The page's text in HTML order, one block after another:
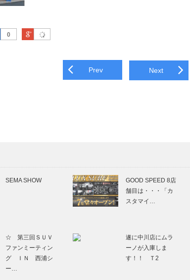
0
はてなブックマーク
Google Plus
Prev Next
SEMA SHOW
GOOD SPEED 8店
舗目は・・・「カ
スタマイ…
☆ 第三回ＳＵＶ
ファンミーティン
グ ＩＮ 西浦シ
ー…
遂に中川店にムラ
ーノが入庫しま
す！！ Ｔ2